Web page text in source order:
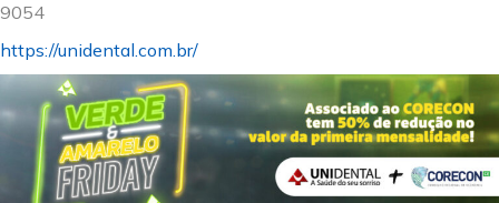
9054
https://unidental.com.br/